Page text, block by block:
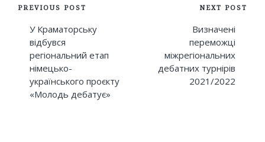
Post
navigation
PREVIOUS POST
У Краматорську
відбувся
регіональний етап
німецько-
українського проєкту
«Молодь дебатує»
NEXT POST
Визначені
переможці
міжрегіональних
дебатних турнірів
2021/2022